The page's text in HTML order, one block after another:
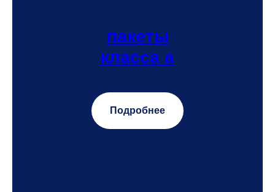
пакеты
класса а
Подробнее